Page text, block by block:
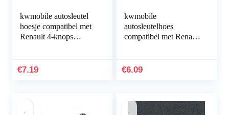
kwmobile autosleutel
hoesje compatibel met
Renault 4-knops
Autosleutel…
€7.19
kwmobile
autosleutelhoes
compatibel met Renault
Keyless Go) –
€6.09